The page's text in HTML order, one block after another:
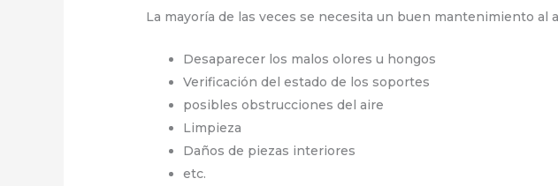
La mayoría de las veces se necesita un buen mantenimiento al
Desaparecer los malos olores u hongos
Verificación del estado de los soportes
posibles obstrucciones del aire
Limpieza
Daños de piezas interiores
etc.